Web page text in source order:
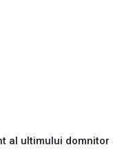
al ultimului domnitor